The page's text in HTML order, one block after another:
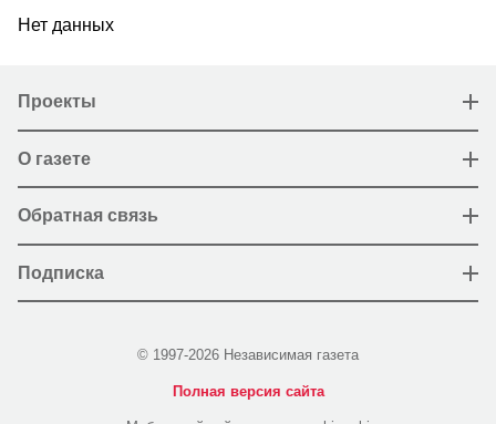
Нет данных
Проекты
О газете
Обратная связь
Подписка
© 1997-2026 Независимая газета
Полная версия сайта